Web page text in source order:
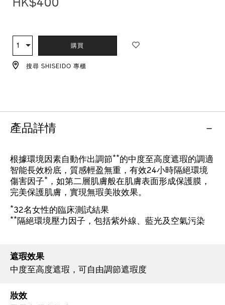
HK$400
TO
CART
OPTIONS
ACTIONS
數
量
1 購買
搜尋 SHISEIDO 專櫃
產品詳情
根據環境因素自動作出調節**的中度至高度遮瑕的調適
智能長效粉底，質感輕盈無重，有效24小時隔絕環境
傷害因子* ，如第二層肌膚般在肌膚表面形成保護膜，
完美保護肌膚，實現無瑕美妝效果。
*32名女性的臨床測試結果
**隔絕環境壓力因子，包括紫外線、藍光及空氣污染
遮瑕效果
中度至高度遮瑕，可自由調節遮瑕度
妝效